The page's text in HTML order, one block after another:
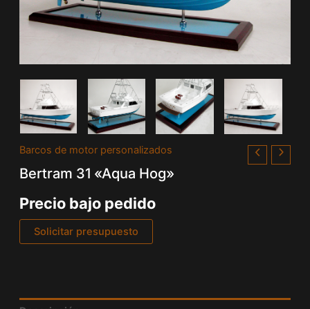
Barcos de motor personalizados
Bertram 31 «Aqua Hog»
Precio bajo pedido
Solicitar presupuesto